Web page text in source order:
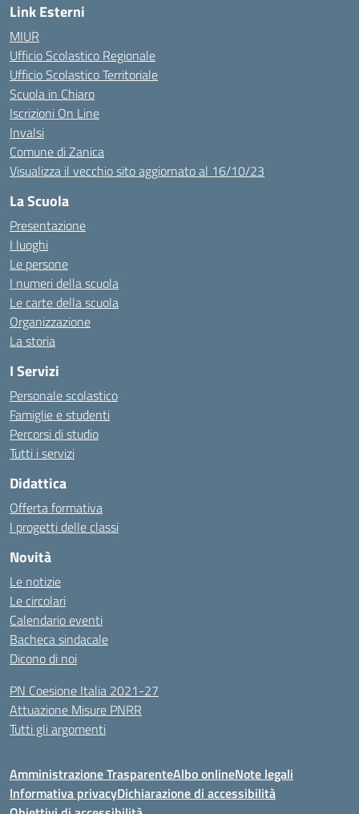
Link Esterni
MIUR
Ufficio Scolastico Regionale
Ufficio Scolastico Territoriale
Scuola in Chiaro
Iscrizioni On Line
Invalsi
Comune di Zanica
Visualizza il vecchio sito aggiornato al 16/10/23
La Scuola
Presentazione
I luoghi
Le persone
I numeri della scuola
Le carte della scuola
Organizzazione
La storia
I Servizi
Personale scolastico
Famiglie e studenti
Percorsi di studio
Tutti i servizi
Didattica
Offerta formativa
I progetti delle classi
Novità
Le notizie
Le circolari
Calendario eventi
Bacheca sindacale
Dicono di noi
PN Coesione Italia 2021-27
Attuazione Misure PNRR
Tutti gli argomenti
Amministrazione TrasparenteAlbo onlineNote legali
Informativa privacyDichiarazione di accessibilità